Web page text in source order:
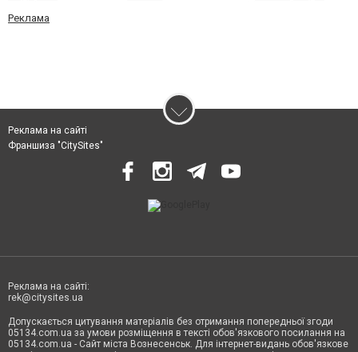
Реклама
Реклама на сайті
Франшиза "CitySites"
Реклама на сайті:
rek@citysites.ua
Допускається цитування матеріалів без отримання попередньої згоди
05134.com.ua за умови розміщення в тексті обов'язкового посилання на
05134.com.ua - Сайт міста Вознесенськ. Для інтернет-видань обов'язкове